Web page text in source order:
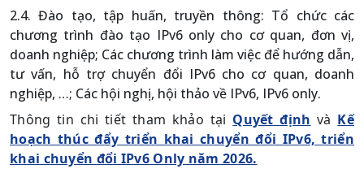
2.4. Đào tạo, tập huấn, truyền thông: Tổ chức các
chương trình đào tạo IPv6 only cho cơ quan, đơn vị,
doanh nghiệp; Các chương trình làm việc để hướng dẫn,
tư vấn, hỗ trợ chuyển đổi IPv6 cho cơ quan, doanh
nghiệp, …; Các hội nghị, hội thảo về IPv6, IPv6 only.
Thông tin chi tiết tham khảo tại Quyết định và Kế
hoạch thúc đẩy triển khai chuyển đổi IPv6, triển
khai chuyển đổi IPv6 Only năm 2026.